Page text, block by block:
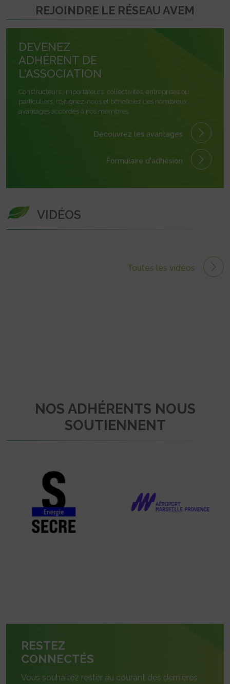
REJOINDRE LE RÉSEAU AVEM
DEVENEZ
ADHÉRENT DE
L'ASSOCIATION
Constructeurs, importateurs, collectivités, entreprises ou
particuliers, rejoignez-nous et bénéficiez des nombreux
avantages accordés à nos membres.
Découvrez les avantages
Formulaire d'adhésion
VIDÉOS
Toutes les vidéos
NOS ADHÉRENTS NOUS
SOUTIENNENT
RESTEZ
CONNECTÉS
Vous souhaitez rester au courant des dernières